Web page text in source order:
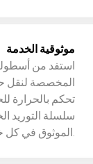
موثوقية الخدمة
استفد من
المخصصة لنقل
تحكم بالحرارة
سلسلة التوريد
الموثوق في كل خطوة.